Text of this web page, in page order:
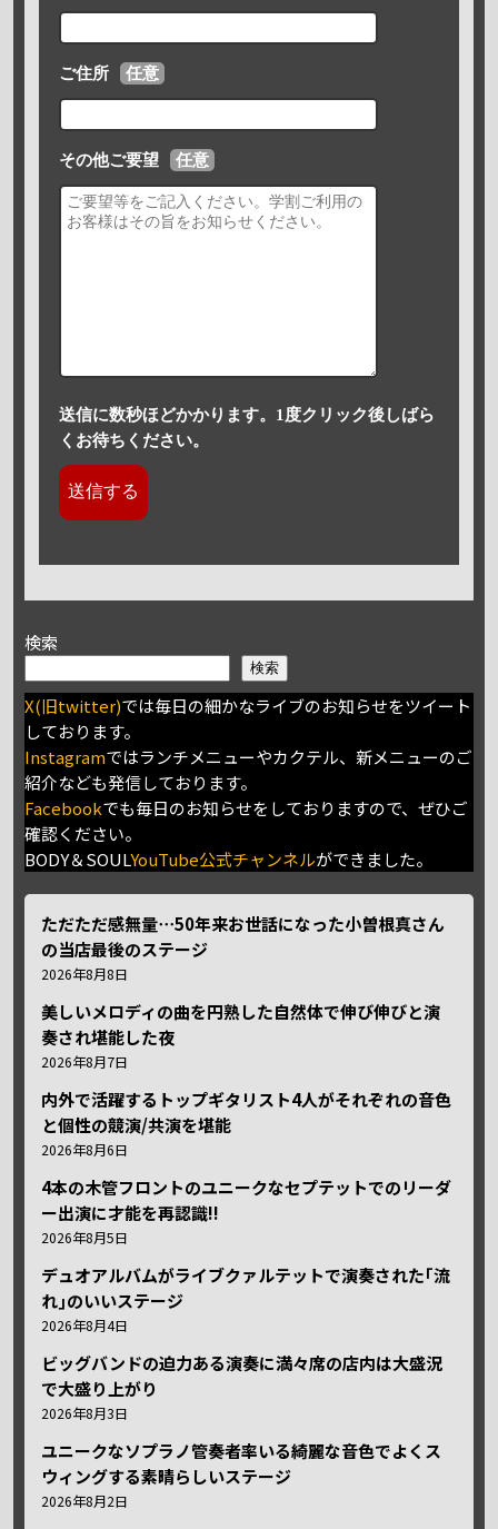
ご住所 任意
その他ご要望 任意
送信に数秒ほどかかります。1度クリック後しばら
くお待ちください。
検索
検索
X(旧twitter)では毎日の細かなライブのお知らせをツイート
しております。
Instagramではランチメニューやカクテル、新メニューのご
紹介なども発信しております。
Facebookでも毎日のお知らせをしておりますので、ぜひご
確認ください。
BODY＆SOULYouTube公式チャンネルができました。
ただただ感無量⋯50年来お世話になった小曽根真さん
の当店最後のステージ
2026年8月8日
美しいメロディの曲を円熟した自然体で伸び伸びと演
奏され堪能した夜
2026年8月7日
内外で活躍するトップギタリスト4人がそれぞれの音色
と個性の競演/共演を堪能
2026年8月6日
4本の木管フロントのユニークなセプテットでのリーダ
ー出演に才能を再認識!!
2026年8月5日
デュオアルバムがライブクァルテットで演奏された｢流
れ｣のいいステージ
2026年8月4日
ビッグバンドの迫力ある演奏に満々席の店内は大盛況
で大盛り上がり
2026年8月3日
ユニークなソプラノ管奏者率いる綺麗な音色でよくス
ウィングする素晴らしいステージ
2026年8月2日